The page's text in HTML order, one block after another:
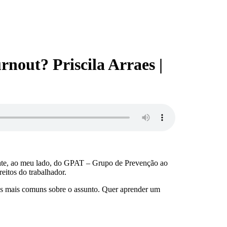
Priscila Arraes |
ao meu lado, do GPAT – Grupo de Prevenção ao
do trabalhador.
comuns sobre o assunto. Quer aprender um